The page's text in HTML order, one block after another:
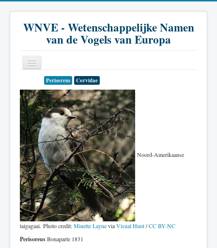
WNVE - Wetenschappelijke Namen
van de Vogels van Europa
Inleiding
Soort
Genus
Familie
Historie
Literatuur
Perisoreus Corvidae
Noord-Amerikaanse
taigagaai. Photo credit:Minette LayneviaVisual Hunt/CC BY-NC
PerisoreusBonaparte 1831